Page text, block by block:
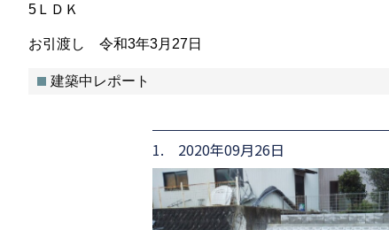
5ＬＤＫ
お引渡し 令和3年3月27日
建築中レポート
1. 2020年09月26日